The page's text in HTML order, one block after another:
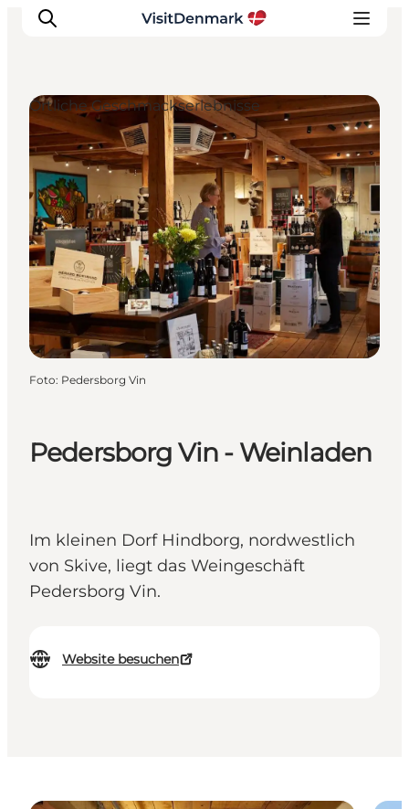
Inspiration
Regionen
Erlebnisse
Unterkünfte
Reiseplanung
Pedersborg Vin - Weinladen
Im kleinen Dorf Hindborg, nordwestlich
von Skive, liegt das Weingeschäft
Pedersborg Vin.
Website besuchen
Örtliche Geschmackserlebnisse
Foto: Pedersborg Vin